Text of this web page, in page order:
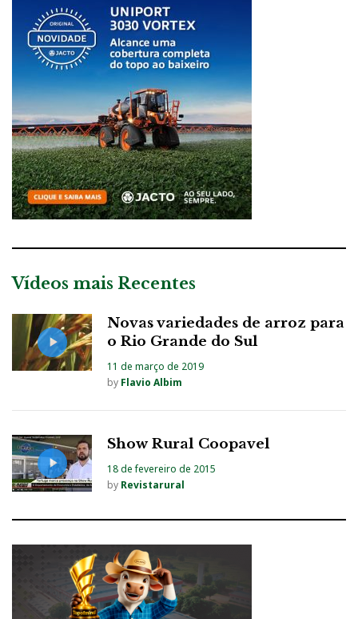
Vídeos mais Recentes
Novas variedades de arroz para
o Rio Grande do Sul
11 de março de 2019
by Flavio Albim
Show Rural Coopavel
18 de fevereiro de 2015
by Revistarural